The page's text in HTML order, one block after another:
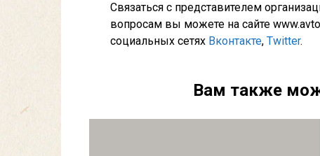
Связаться с представителем
вопросам вы можете на сайте
социальных сетях Вконтакте, Twitter.
Вам также